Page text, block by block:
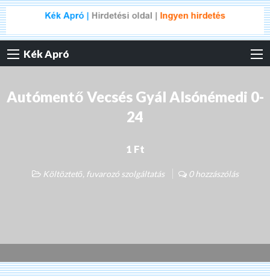
Kék Apró
Autómentő Vecsés Gyál Alsónémedi 0-
24
1 Ft
Költöztető, fuvarozó szolgáltatás 0 hozzászólás